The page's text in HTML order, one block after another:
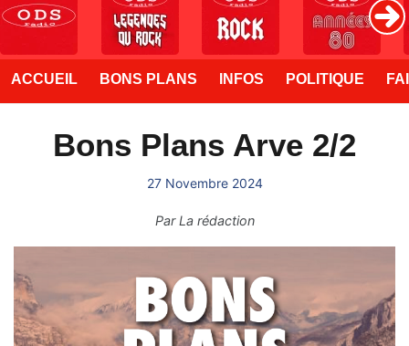
ACCUEIL BONS PLANS INFOS POLITIQUE
Bons Plans Arve 2/2
27 Novembre 2024
ParLa rédaction